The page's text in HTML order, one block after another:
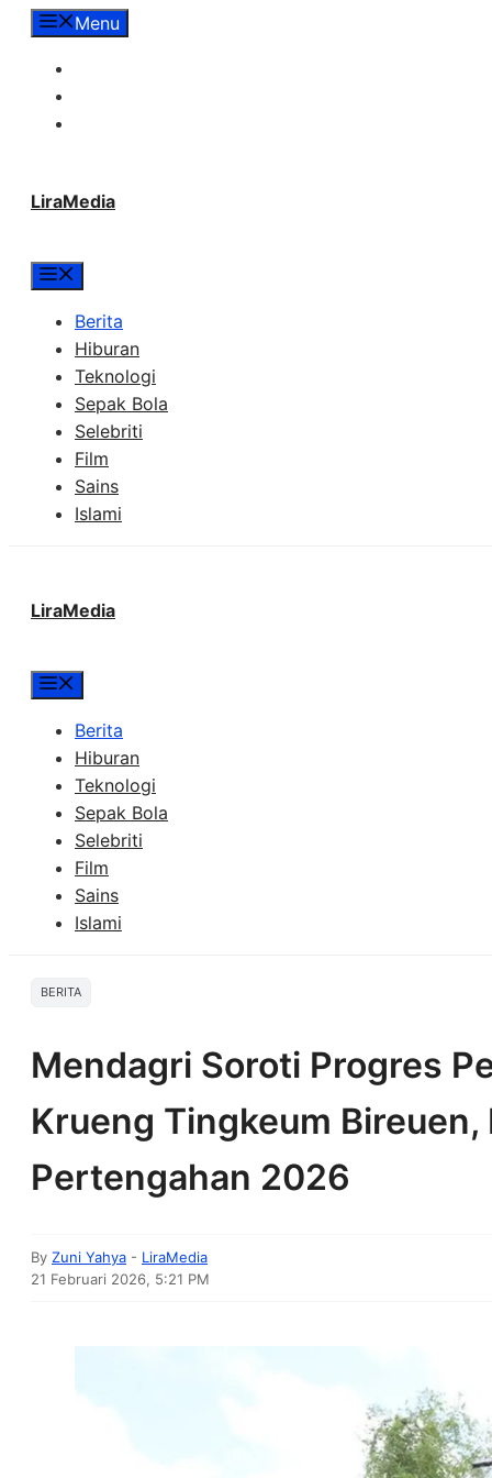
LangsungMenu
LiraMedia
Berita
Hiburan
Teknologi
Sepak Bola
Selebriti
Film
Sains
Islami
LiraMedia
Berita
Hiburan
Teknologi
Sepak Bola
Selebriti
Film
Sains
Islami
BERITA
Mendagri Soroti Progres
Krueng Tingkeum
Pertengahan 2026
By Zuni Yahya - LiraMedia
21 Februari 2026, 5:21 PM